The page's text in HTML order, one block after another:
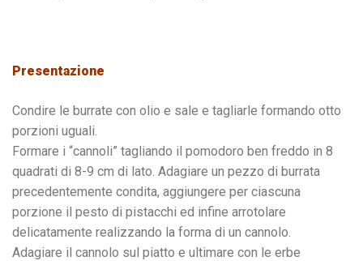
Presentazione
Condire le burrate con olio e sale e tagliarle formando otto
porzioni uguali.
Formare i “cannoli” tagliando il pomodoro ben freddo in 8
quadrati di 8-9 cm di lato. Adagiare un pezzo di burrata
precedentemente condita, aggiungere per ciascuna
porzione il pesto di pistacchi ed infine arrotolare
delicatamente realizzando la forma di un cannolo.
Adagiare il cannolo sul piatto e ultimare con le erbe